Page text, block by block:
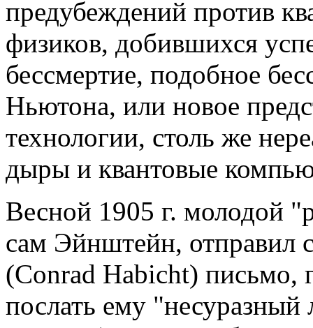
предубеждений против
физиков, добившихся
бессмертие, подобное
Ньютона, или новое
технологии, столь же
дыры и квантовые
Весной 1905 г. молодой
сам Эйнштейн, отправил
(Conrad Habicht) письмо,
послать ему "несуразный